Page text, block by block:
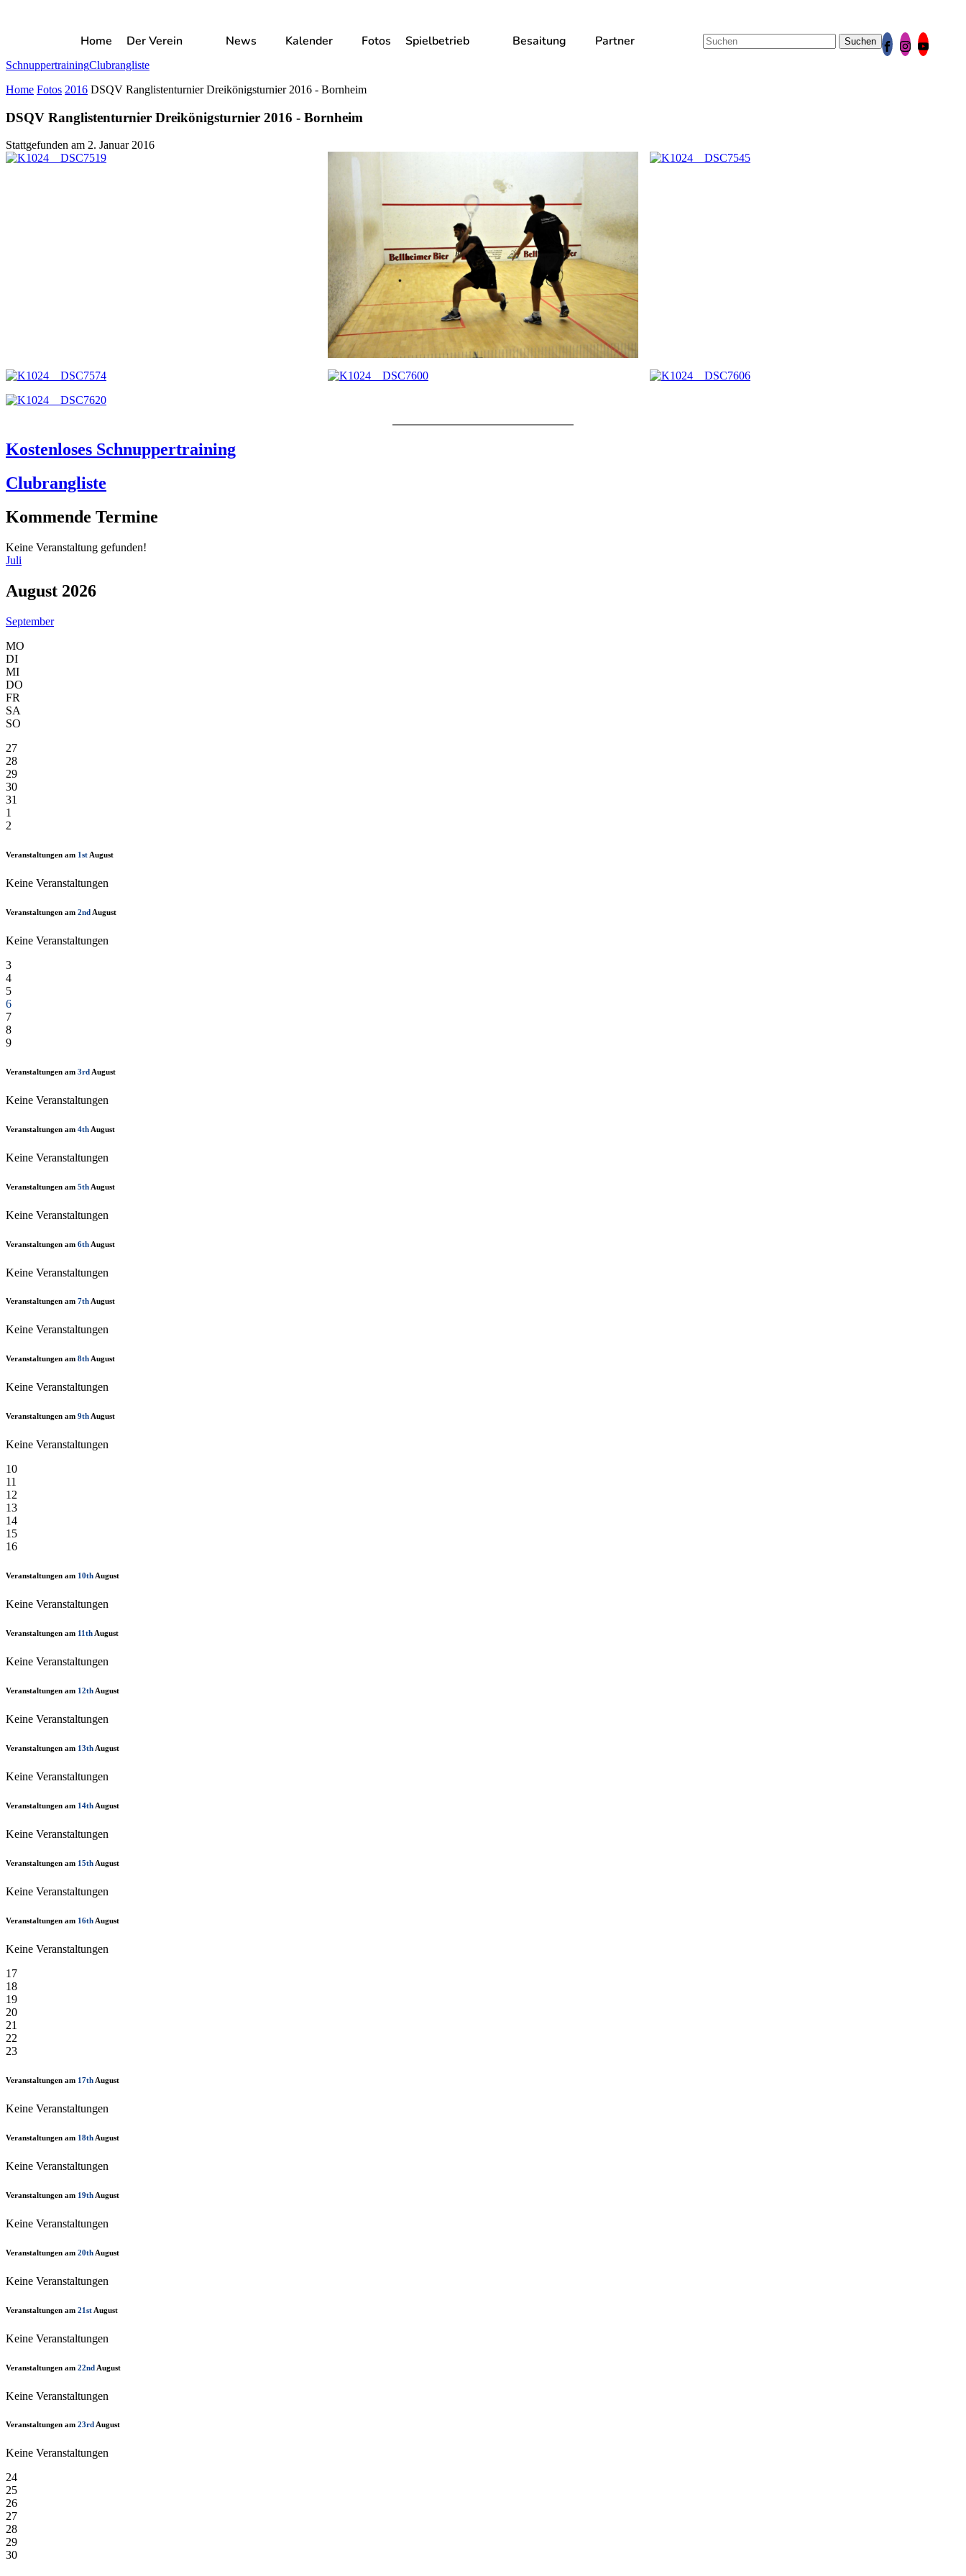
Home Der Verein News Kalender Fotos Spielbetrieb Besaitung Partner
Suchen
nach:
SchnuppertrainingClubrangliste
Home Fotos 2016 DSQV Ranglistenturnier Dreikönigsturnier 2016 - Bornheim
DSQV Ranglistenturnier Dreikönigsturnier 2016 - Bornheim
Stattgefunden am 2. Januar 2016
Kostenloses Schnuppertraining
Clubrangliste
Kommende Termine
Keine Veranstaltung gefunden!
Juli
August 2026
September
MO
DI
MI
DO
FR
SA
SO
27
28
29
30
31
1
2
Veranstaltungen am 1st August
Keine Veranstaltungen
Veranstaltungen am 2nd August
Keine Veranstaltungen
3
4
5
6
7
8
9
Veranstaltungen am 3rd August
Keine Veranstaltungen
Veranstaltungen am 4th August
Keine Veranstaltungen
Veranstaltungen am 5th August
Keine Veranstaltungen
Veranstaltungen am 6th August
Keine Veranstaltungen
Veranstaltungen am 7thAugust
Keine Veranstaltungen
Veranstaltungen am 8thAugust
Keine Veranstaltungen
Veranstaltungen am 9th August
Keine Veranstaltungen
10
11
12
13
14
15
16
Veranstaltungen am 10th August
Keine Veranstaltungen
Veranstaltungen am 11th August
Keine Veranstaltungen
Veranstaltungen am 12th August
Keine Veranstaltungen
Veranstaltungen am 13th August
Keine Veranstaltungen
Veranstaltungen am 14th August
Keine Veranstaltungen
Veranstaltungen am 15th August
Keine Veranstaltungen
Veranstaltungen am 16th August
Keine Veranstaltungen
17
18
19
20
21
22
23
Veranstaltungen am 17th August
Keine Veranstaltungen
Veranstaltungen am 18th August
Keine Veranstaltungen
Veranstaltungen am 19th August
Keine Veranstaltungen
Veranstaltungen am 20th August
Keine Veranstaltungen
Veranstaltungen am 21st August
Keine Veranstaltungen
Veranstaltungen am 22nd August
Keine Veranstaltungen
Veranstaltungen am 23rdAugust
Keine Veranstaltungen
24
25
26
27
28
29
30